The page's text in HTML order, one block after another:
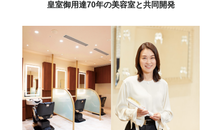
皇室御用達70年の美容室と共同開発